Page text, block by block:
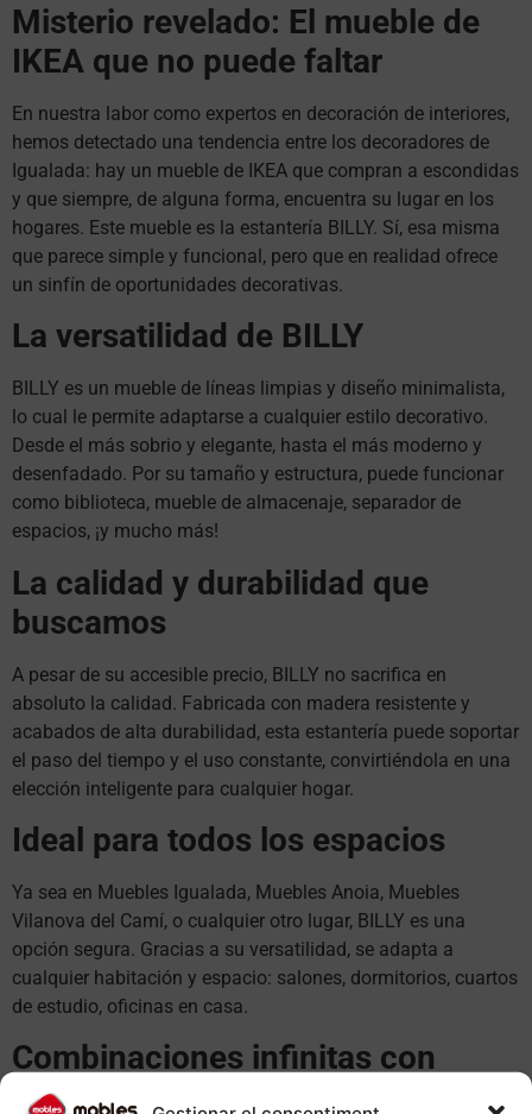
Misterio revelado: El mueble de
IKEA que no puede faltar
En nuestra labor como expertos en decoración de interiores,
hemos detectado una tendencia entre los decoradores de
Igualada: hay un mueble de IKEA que compran a escondidas
y que siempre, de alguna forma, encuentra su lugar en los
hogares. Este mueble es la estantería BILLY. Sí, esa misma
que parece simple y funcional, pero que en realidad ofrece
un sinfín de oportunidades decorativas.
La versatilidad de BILLY
BILLY es un mueble de líneas limpias y diseño minimalista,
lo cual le permite adaptarse a cualquier estilo decorativo.
Desde el más sobrio y elegante, hasta el más moderno y
desenfadado. Por su tamaño y estructura, puede funcionar
como biblioteca, mueble de almacenaje, separador de
espacios, ¡y mucho más!
La calidad y durabilidad que
buscamos
A pesar de su accesible precio, BILLY no sacrifica en
absoluto la calidad. Fabricada con madera resistente y
acabados de alta durabilidad, esta estantería puede soportar
el paso del tiempo y el uso constante, convirtiéndola en una
elección inteligente para cualquier hogar.
Ideal para todos los espacios
Ya sea en Muebles Igualada, Muebles Anoia, Muebles
Vilanova del Camí, o cualquier otro lugar, BILLY es una
opción segura. Gracias a su versatilidad, se adapta a
cualquier habitación y espacio: salones, dormitorios, cuartos
de estudio, oficinas en casa.
Combinaciones infinitas con
BILLY